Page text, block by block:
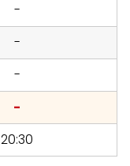
-
-
-
-
20:30